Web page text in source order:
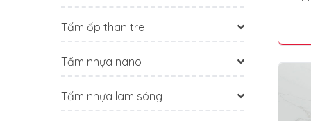
Tấm ốp than tre
Tấm nhựa nano
Tấm nhựa lam sóng